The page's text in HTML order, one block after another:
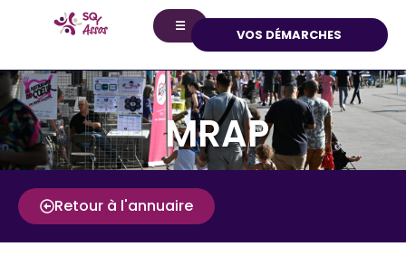
☰
VOS DÉMARCHES
MRAP
Retour à l'annuaire